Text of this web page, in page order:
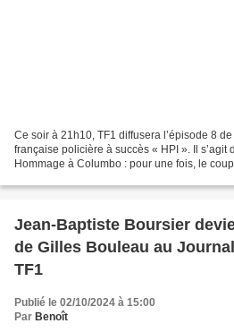
Ce soir à 21h10, TF1 diffusera l’épisode 8
française policière à succès « HPI ». Il
Hommage à Columbo : pour une fois, le
Jean-Baptiste Boursier
de Gilles Bouleau au
TF1
Publié le 02/10/2024 à 15:00
Par Benoît